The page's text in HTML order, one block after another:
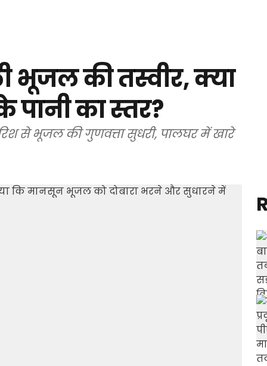
भूजल की तस्वीर, क्या
पानी का स्तर?
से भूजल की गुणवत्ता सुधरी, पालघर में खारे